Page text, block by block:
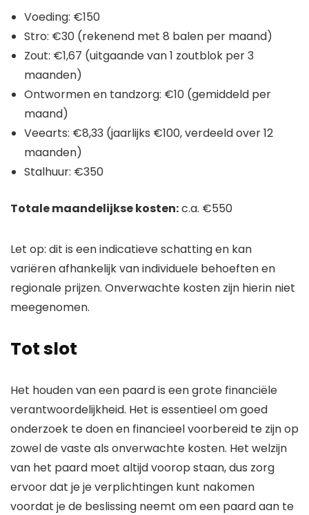
Voeding: €150
Stro: €30 (rekenend met 8 balen per maand)
Zout: €1,67 (uitgaande van 1 zoutblok per 3
maanden)
Ontwormen en tandzorg: €10 (gemiddeld per
maand)
Veearts: €8,33 (jaarlijks €100, verdeeld over 12
maanden)
Stalhuur: €350
Totale maandelijkse kosten:c.a. €550
Let op: dit is een indicatieve schatting en kan
variëren afhankelijk van individuele behoeften en
regionale prijzen. Onverwachte kosten zijn hierin niet
meegenomen.
Tot slot
Het houden van een paard is een grote financiële
verantwoordelijkheid. Het is essentieel om goed
onderzoek te doen en financieel voorbereid te zijn op
zowel de vaste als onverwachte kosten. Het welzijn
van het paard moet altijd voorop staan, dus zorg
ervoor dat je je verplichtingen kunt nakomen
voordat je de beslissing neemt om een paard aan te